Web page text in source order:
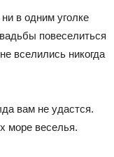
в одним уголке
повеселиться
вселились никогда
вам не удастся.
море веселья.